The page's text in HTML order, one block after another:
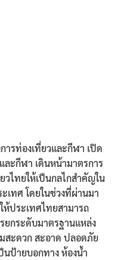
ารท่องเที่ยวและกีฬา เปิด
ละกีฬา เดินหน้ามาตรการ
วไทยให้เป็นกลไกสำคัญใน
เทศ โดยในช่วงที่ผ่านมา
ห้ประเทศไทยสามารถ
ยกระดับมาตรฐานแหล่ง
สะดวก สะอาด ปลอดภัย
นป้ายบอกทาง ห้องน้ำ